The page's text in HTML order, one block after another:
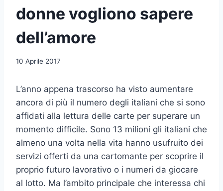
donne vogliono sapere
dell’amore
10 Aprile 2017
L’anno appena trascorso ha visto aumentare
ancora di più il numero degli italiani che si sono
affidati alla lettura delle carte per superare un
momento difficile. Sono 13 milioni gli italiani che
almeno una volta nella vita hanno usufruito dei
servizi offerti da una cartomante per scoprire il
proprio futuro lavorativo o i numeri da giocare
al lotto. Ma l’ambito principale che interessa chi